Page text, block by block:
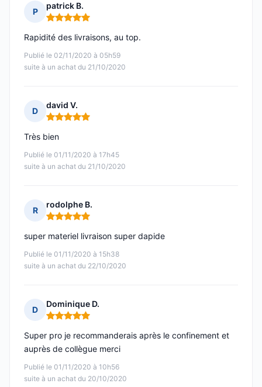
P
patrick B.
Note : 5 sur 5
Publié le 02/11/2020 à 05h59
suite à un achat du 21/10/2020
Rapidité des livraisons, au top.
D
david V.
Note : 5 sur 5
Publié le 01/11/2020 à 17h45
suite à un achat du 21/10/2020
Très bien
R
rodolphe B.
Note : 5 sur 5
Publié le 01/11/2020 à 15h38
suite à un achat du 22/10/2020
super materiel livraison super dapide
D
Dominique D.
Note : 5 sur 5
Publié le 01/11/2020 à 10h56
suite à un achat du 20/10/2020
Super pro je recommanderais après le confinement et
auprès de collègue merci